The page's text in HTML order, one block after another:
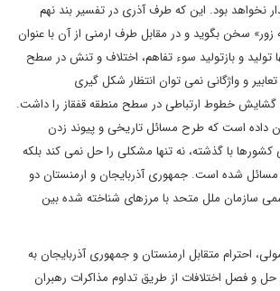
نخواهد بود. این که طرف آذری در تفسیر بند نهم
زور» سخن بگوید و در مقابل طرف ارمنی از آن با عنوان
تولید و بازتولید سوء تفاهم، اختلاف و تنش در سطح
و واژگانی نمی توان انتظار شکل گیری
خطوط ارتباطی در سطح منطقه قفقاز را داشت.
داده است که طرح مسائل تاریخی و پیوند زدن
با گذشته، نه تنها مشکلی را حل نمی کند بلکه
شده است. جمهوری آذربایجان و ارمنستان دو
سازمان ملل متحد با مرزهای شناخته شده بین
احترام متقابل ارمنستان و جمهوری آذربایجان به
و فصل اختلافات از طریق تداوم مذاکرات رهبران